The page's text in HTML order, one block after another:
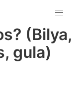
(Bilya,
gula)